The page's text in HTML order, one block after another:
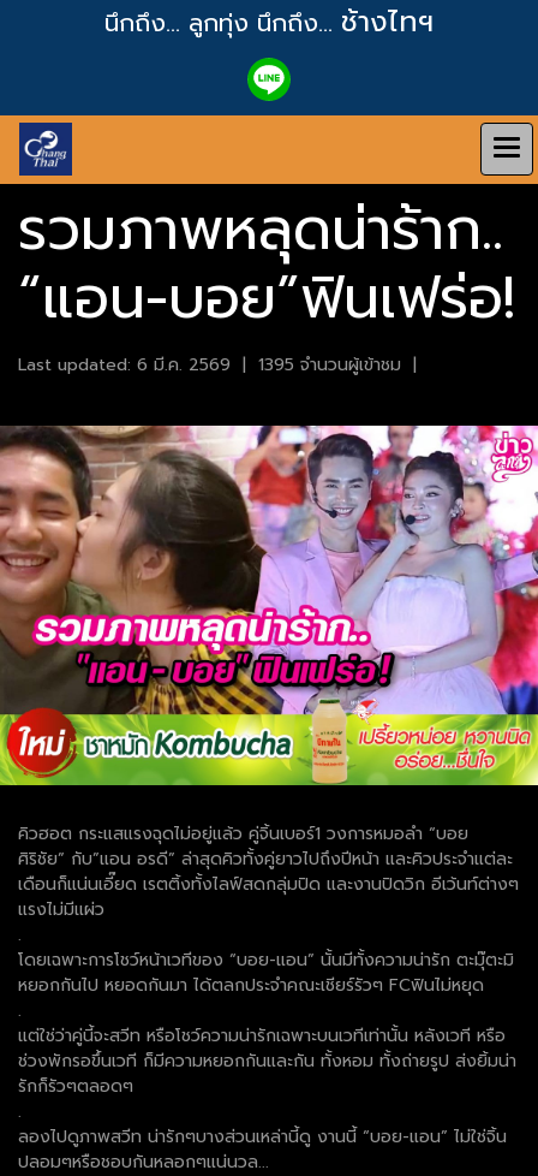
นึกถึง... ลูกทุ่ง นึกถึง... ช้างไทฯ
รวมภาพหลุดน่าร้าก..
“แอน-บอย”ฟินเฟร่อ!
Last updated: 6 มี.ค. 2569 | 1395 จำนวนผู้เข้าชม |
คิวฮอต กระแสแรงฉุดไม่อยู่แล้ว คู่จิ้นเบอร์1 วงการหมอลำ “บอย
ศิริชัย” กับ”แอน อรดี” ล่าสุดคิวทั้งคู่ยาวไปถึงปีหน้า และคิวประจำแต่ละ
เดือนก็แน่นเอี๊ยด เรตติ้งทั้งไลฟ์สดกลุ่มปิด และงานปิดวิก อีเว้นท์ต่างๆ
แรงไม่มีแผ่ว
.
โดยเฉพาะการโชว์หน้าเวทีของ “บอย-แอน” นั้นมีทั้งความน่ารัก ตะมุ๊ตะมิ
หยอกกันไป หยอดกันมา ได้ตลกประจำคณะเชียร์รัวๆ FCฟินไม่หยุด
.
แต่ใช่ว่าคู่นี้จะสวีท หรือโชว์ความน่ารักเฉพาะบนเวทีเท่านั้น หลังเวที หรือ
ช่วงพักรอขึ้นเวที ก็มีความหยอกกันและกัน ทั้งหอม ทั้งถ่ายรูป ส่งยิ้มน่า
รักก็รัวๆตลอดๆ
.
ลองไปดูภาพสวีท น่ารักๆบางส่วนเหล่านี้ดู งานนี้ “บอย-แอน” ไม่ใช่จิ้น
ปลอมๆหรือชอบกันหลอกๆแน่นวล...